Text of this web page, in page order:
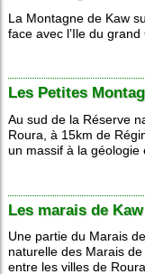
La Montagne de Kaw
face avec l’Ile du
Les Petites
Au sud de la Réserve
Roura, à 15km de
un massif à la géologie
Les marais de Kaw
Une partie du Marais
naturelle des Marais
entre les villes de